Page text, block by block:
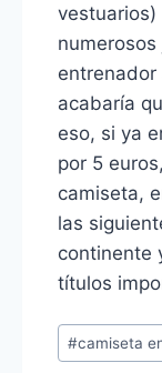
vestuarios)
entrenador
acabaría
eso, si ya
por 5
camiseta,
las
continente
títulos
Etiquetas
de
#camiseta